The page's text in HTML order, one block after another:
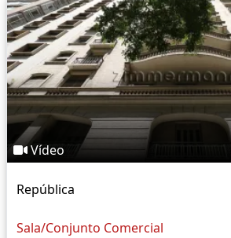
Vídeo
República
Sala/Conjunto Comercial